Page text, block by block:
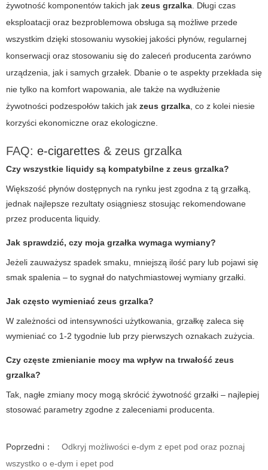
żywotność komponentów takich jak zeus grzalka. Długi czas
eksploatacji oraz bezproblemowa obsługa są możliwe przede
wszystkim dzięki stosowaniu wysokiej jakości płynów, regularnej
konserwacji oraz stosowaniu się do zaleceń producenta zarówno
urządzenia, jak i samych grzałek. Dbanie o te aspekty przekłada się
nie tylko na komfort wapowania, ale także na wydłużenie
żywotności podzespołów takich jak zeus grzalka, co z kolei niesie
korzyści ekonomiczne oraz ekologiczne.
FAQ: e-cigarettes & zeus grzalka
Czy wszystkie liquidy są kompatybilne z zeus grzalka?
Większość płynów dostępnych na rynku jest zgodna z tą grzałką,
jednak najlepsze rezultaty osiągniesz stosując rekomendowane
przez producenta liquidy.
Jak sprawdzić, czy moja grzałka wymaga wymiany?
Jeżeli zauważysz spadek smaku, mniejszą ilość pary lub pojawi się
smak spalenia – to sygnał do natychmiastowej wymiany grzałki.
Jak często wymieniać zeus grzalka?
W zależności od intensywności użytkowania, grzałkę zaleca się
wymieniać co 1-2 tygodnie lub przy pierwszych oznakach zużycia.
Czy częste zmienianie mocy ma wpływ na trwałość zeus
grzalka?
Tak, nagłe zmiany mocy mogą skrócić żywotność grzałki – najlepiej
stosować parametry zgodne z zaleceniami producenta.
Poprzedni：
Odkryj możliwości e-dym z epet pod oraz poznaj
wszystko o e-dym i epet pod